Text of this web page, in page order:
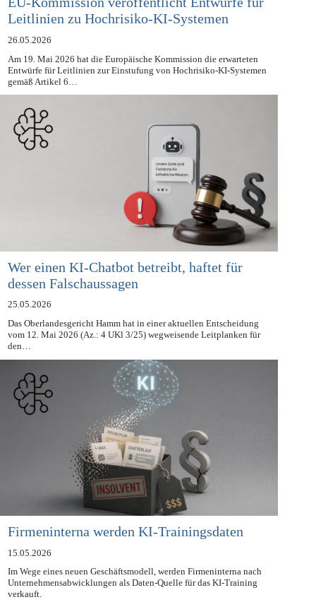
EU-Kommission veröffentlicht Entwürfe für
Leitlinien zu Hochrisiko-KI-Systemen
26.05.2026
Am 19. Mai 2026 hat die Europäische Kommission die erwarteten
Entwürfe für Leitlinien zur Einstufung von Hochrisiko-KI-Systemen
gemäß Artikel 6…
Wer einen KI-Chatbot betreibt, haftet für
dessen Falschaussagen
25.05.2026
Das Oberlandesgericht Hamm hat in einer aktuellen Entscheidung
vom 12. Mai 2026 (Az.: 4 UKl 3/25) wegweisende Leitplanken für
den…
Firmeninterna werden KI-Trainingsdaten
15.05.2026
Im Wege eines neuen Geschäftsmodell, werden Firmeninterna nach
Unternehmensabwicklungen als Daten-Quelle für das KI-Training